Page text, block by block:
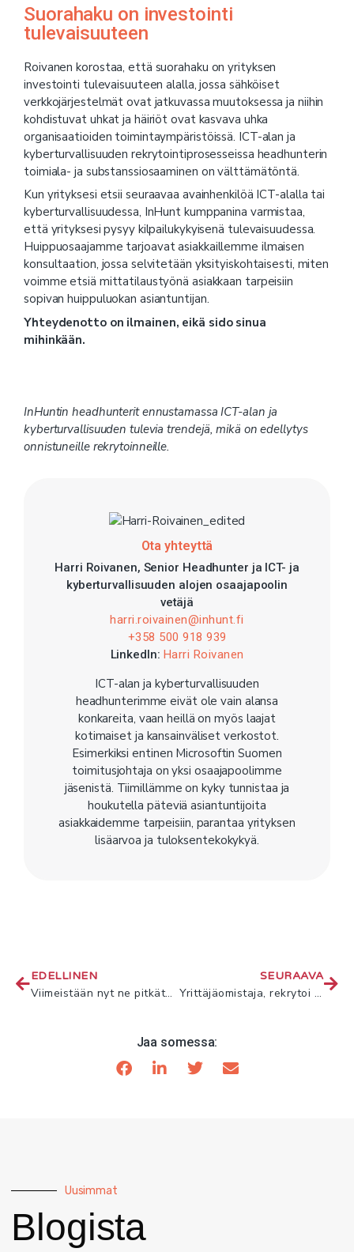
Suorahaku on investointi
tulevaisuuteen
Roivanen korostaa, että suorahaku on yrityksen
investointi tulevaisuuteen alalla, jossa sähköiset
verkkojärjestelmät ovat jatkuvassa muutoksessa ja niihin
kohdistuvat uhkat ja häiriöt ovat kasvava uhka
organisaatioiden toimintaympäristöissä. ICT-alan ja
kyberturvallisuuden rekrytointiprosesseissa headhunterin
toimiala- ja substanssiosaaminen on välttämätöntä.
Kun yrityksesi etsii seuraavaa avainhenkilöä ICT-alalla tai
kyberturvallisuudessa, InHunt kumppanina varmistaa,
että yrityksesi pysyy kilpailukykyisenä tulevaisuudessa.
Huippuosaajamme tarjoavat asiakkaillemme ilmaisen
konsultaation, jossa selvitetään yksityiskohtaisesti, miten
voimme etsiä mittatilaustyönä asiakkaan tarpeisiin
sopivan huippuluokan asiantuntijan.
Yhteydenotto on ilmainen, eikä sido sinua
mihinkään.
InHuntin headhunterit ennustamassa ICT-alan ja
kyberturvallisuuden tulevia trendejä, mikä on edellytys
onnistuneille rekrytoinneille.
Ota yhteyttä
Harri Roivanen, Senior Headhunter ja ICT- ja
kyberturvallisuuden alojen osaajapoolin
vetäjä
harri.roivainen@inhunt.fi
+358 500 918 939
LinkedIn: Harri Roivanen
ICT-alan ja kyberturvallisuuden
headhunterimme eivät ole vain alansa
konkareita, vaan heillä on myös laajat
kotimaiset ja kansainväliset verkostot.
Esimerkiksi entinen Microsoftin Suomen
toimitusjohtaja on yksi osaajapoolimme
jäsenistä. Tiimillämme on kyky tunnistaa ja
houkutella päteviä asiantuntijoita
asiakkaidemme tarpeisiin, parantaa yrityksen
lisäarvoa ja tuloksentekokykyä.
EDELLINEN
Viimeistään nyt ne pitkät valot päälle, hallitus
SEURAAVA
Yrittäjäomistaja, rekrytoi ensimmäisenä talousosaaja – näin varmistat yrityksesi menestymisen
Jaa somessa:
Uusimmat
Blogista